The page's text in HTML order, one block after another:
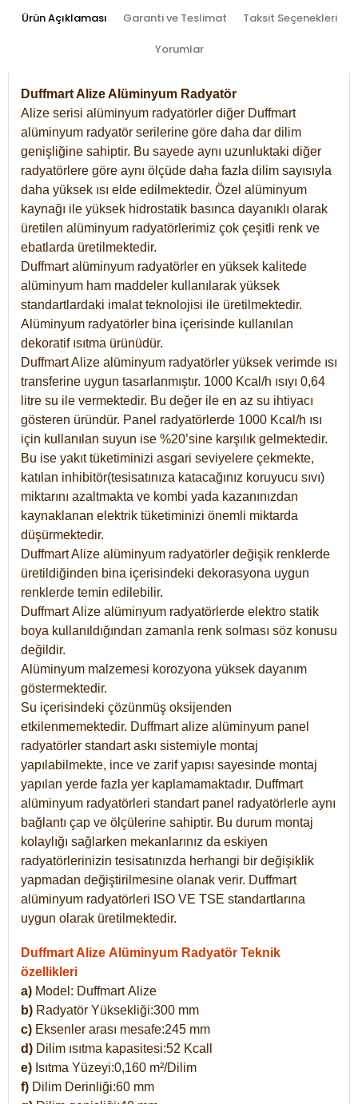
Ürün Açıklaması Garanti ve Teslimat Taksit Seçenekleri
Yorumlar
Duffmart Alize Alüminyum Radyatör
Alize serisi alüminyum radyatörler diğer Duffmart
alüminyum radyatör serilerine göre daha dar dilim
genişliğine sahiptir. Bu sayede aynı uzunluktaki diğer
radyatörlere göre aynı ölçüde daha fazla dilim sayısıyla
daha yüksek ısı elde edilmektedir. Özel alüminyum
kaynağı ile yüksek hidrostatik basınca dayanıklı olarak
üretilen alüminyum radyatörlerimiz çok çeşitli renk ve
ebatlarda üretilmektedir.
Duffmart alüminyum radyatörler en yüksek kalitede
alüminyum ham maddeler kullanılarak yüksek
standartlardaki imalat teknolojisi ile üretilmektedir.
Alüminyum radyatörler bina içerisinde kullanılan
dekoratif ısıtma ürünüdür.
Duffmart Alize alüminyum radyatörler yüksek verimde ısı
transferine uygun tasarlanmıştır. 1000 Kcal/h ısıyı 0,64
litre su ile vermektedir. Bu değer ile en az su ihtiyacı
gösteren üründür. Panel radyatörlerde 1000 Kcal/h ısı
için kullanılan suyun ise %20’sine karşılık gelmektedir.
Bu ise yakıt tüketiminizi asgari seviyelere çekmekte,
katılan inhibitör(tesisatınıza katacağınız koruyucu sıvı)
miktarını azaltmakta ve kombi yada kazanınızdan
kaynaklanan elektrik tüketiminizi önemli miktarda
düşürmektedir.
Duffmart Alize alüminyum radyatörler değişik renklerde
üretildiğinden bina içerisindeki dekorasyona uygun
renklerde temin edilebilir.
DuffmartAlize alüminyum radyatörlerde elektro statik
boya kullanıldığından zamanla renk solması söz konusu
değildir.
Alüminyum malzemesi korozyona yüksek dayanım
göstermektedir.
Su içerisindeki çözünmüş oksijenden
etkilenmemektedir. Duffmart alize alüminyum panel
radyatörler standart askı sistemiyle montaj
yapılabilmekte, ince ve zarif yapısı sayesinde montaj
yapılan yerde fazla yer kaplamamaktadır. Duffmart
alüminyum radyatörleri standart panel radyatörlerle aynı
bağlantı çap ve ölçülerine sahiptir. Bu durum montaj
kolaylığı sağlarken mekanlarınız da eskiyen
radyatörlerinizin tesisatınızda herhangi bir değişiklik
yapmadan değiştirilmesine olanak verir. Duffmart
alüminyum radyatörleri ISO VE TSE standartlarına
uygun olarak üretilmektedir.
Duffmart Alize Alüminyum Radyatör Teknik
özellikleri
a) Model: DuffmartAlize
b) Radyatör Yüksekliği:300 mm
c) Eksenler arası mesafe:245 mm
d) Dilim ısıtma kapasitesi:52 Kcall
e) Isıtma Yüzeyi:0,160 m²/Dilim
f) Dilim Derinliği:60 mm